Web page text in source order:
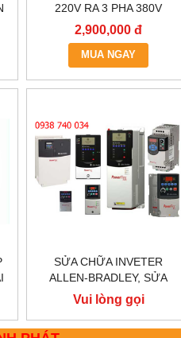
220V RA 3 PHA 380V
0.75KW, BIẾN TẦN KCLY
KOC600-R75GT3-B
2,900,000 đ
MUA NGAY
SỬA CHỮA INVETER
ALLEN-BRADLEY, SỬA
CHỮA ALLEN-BRADLEY
POWER FLEX 755
Vui lòng gọi